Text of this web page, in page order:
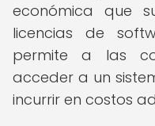
económica que
licencias de
permite a las
acceder a un
incurrir en costos